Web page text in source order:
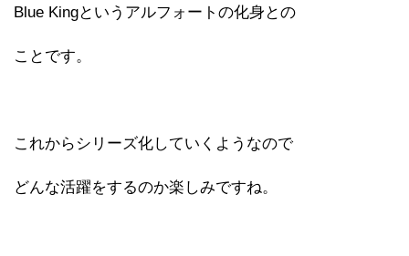
Blue Kingというアルフォートの化身との
ことです。
これからシリーズ化していくようなので
どんな活躍をするのか楽しみですね。